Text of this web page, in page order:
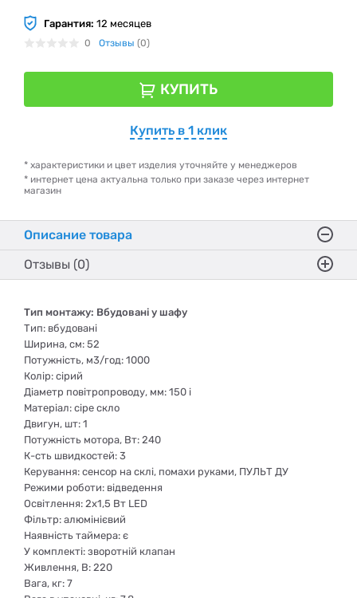
Гарантия: 12 месяцев
0 Отзывы (0)
КУПИТЬ
Купить в 1 клик
* характеристики и цвет изделия уточняйте у менеджеров
* интернет цена актуальна только при заказе через интернет
магазин
Описание товара
Отзывы (0)
Тип монтажу: Вбудовані у шафу
Тип: вбудовані
Ширина, см: 52
Потужність, м3/год: 1000
Колір: сірий
Діаметр повітропроводу, мм: 150 i
Матеріал: сіре скло
Двигун, шт: 1
Потужність мотора, Вт: 240
К-сть швидкостей: 3
Керування: сенсор на склі, помахи руками, ПУЛЬТ ДУ
Режими роботи: відведення
Освітлення: 2х1,5 Вт LED
Фільтр: алюмінієвий
Наявність таймера: є
У комплекті: зворотній клапан
Живлення, В: 220
Вага, кг: 7